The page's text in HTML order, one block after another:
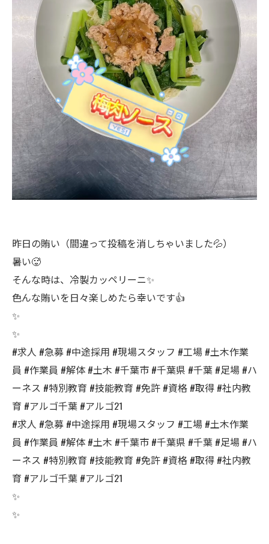
昨日の賄い（間違って投稿を消しちゃいました💦）
暑い🥵
そんな時は、冷製カッペリーニ✨
色んな賄いを日々楽しめたら幸いです👍
✨
✨
#求人 #急募 #中途採用 #現場スタッフ #工場 #土木作業
員 #作業員 #解体 #土木 #千葉市 #千葉県 #千葉 #足場 #ハ
ーネス #特別教育 #技能教育 #免許 #資格 #取得 #社内教
育 #アルゴ千葉 #アルゴ21
#求人 #急募 #中途採用 #現場スタッフ #工場 #土木作業
員 #作業員 #解体 #土木 #千葉市 #千葉県 #千葉 #足場 #ハ
ーネス #特別教育 #技能教育 #免許 #資格 #取得 #社内教
育 #アルゴ千葉 #アルゴ21
✨
✨